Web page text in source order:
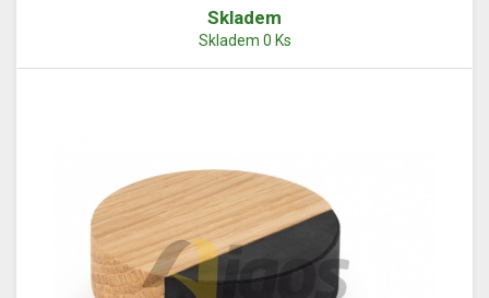
Skladem
Skladem 0 Ks